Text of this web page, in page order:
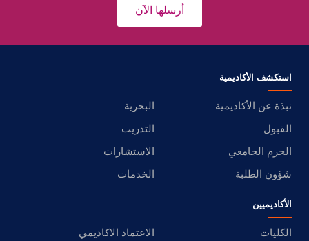
أرسلها الآن
استكشف الأكاديمية
نبذة عن الأكاديمية
البحرية
القبول
التدريب
الحرم الجامعي
الاستشارات
شؤون الطلبة
الخدمات
الأكاديميين
الكليات
الاعتماد الاكاديمي